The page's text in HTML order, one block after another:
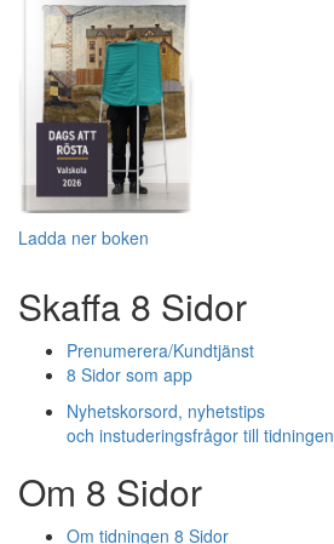
Ladda ner boken
Skaffa 8 Sidor
Prenumerera/Kundtjänst
8 Sidor som app
Nyhetskorsord, nyhetstips
och instuderingsfrågor till tidningen
Om 8 Sidor
Om tidningen 8 Sidor